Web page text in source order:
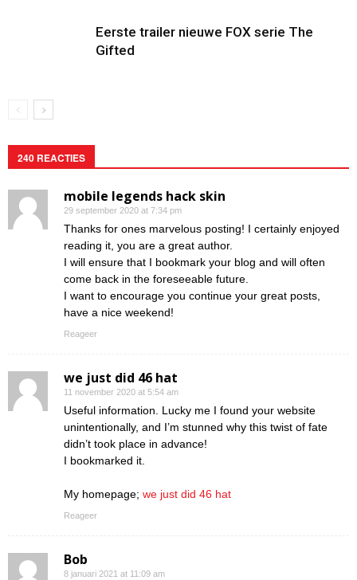
Eerste trailer nieuwe FOX serie The
Gifted
240 REACTIES
mobile legends hack skin
29 september 2020 at 7:34 pm
Thanks for ones marvelous posting! I certainly enjoyed
reading it, you are a great author.
I will ensure that I bookmark your blog and will often
come back in the foreseeable future.
I want to encourage you continue your great posts,
have a nice weekend!
Reageer
we just did 46 hat
11 november 2020 at 5:54 am
Useful information. Lucky me I found your website
unintentionally, and I’m stunned why this twist of fate
didn’t took place in advance!
I bookmarked it.
My homepage; we just did 46 hat
Reageer
Bob
8 januari 2021 at 11:09 am